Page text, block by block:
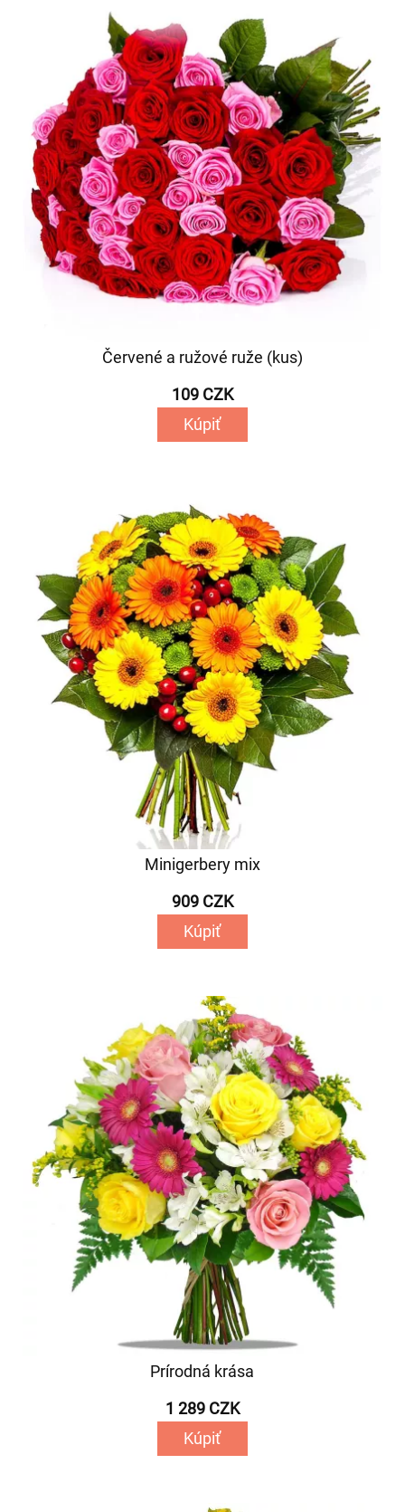
Červené a ružové ruže (kus)
109 CZK
Kúpiť
Minigerbery mix
909 CZK
Kúpiť
Prírodná krása
1 289 CZK
Kúpiť